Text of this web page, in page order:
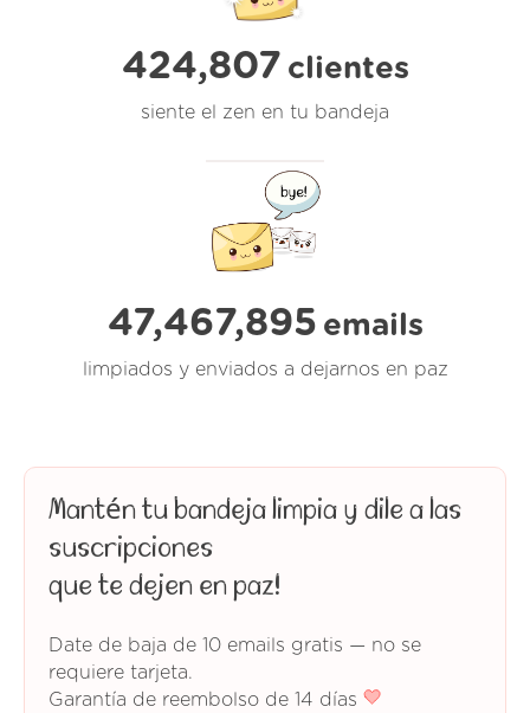
424,807 clientes
siente el zen en tu bandeja
47,467,895 emails
limpiados y enviados a dejarnos en paz
Mantén tu bandeja limpia y dile a las
suscripciones
que te dejen en paz!
Date de baja de 10 emails gratis — no se
requiere tarjeta.
Garantía de reembolso de 14 días